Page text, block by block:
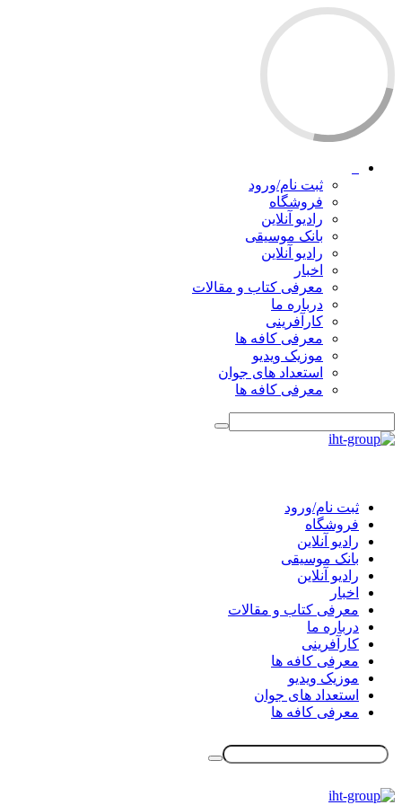
ثبت نام/ورود
فروشگاه
رادیو آنلاین
بانک موسیقی
رادیو آنلاین
اخبار
معرفی کتاب و مقالات
درباره ما
کارآفرینی
معرفی کافه ها
موزیک ویدیو
استعداد های جوان
معرفی کافه ها
ثبت نام/ورود
فروشگاه
رادیو آنلاین
بانک موسیقی
رادیو آنلاین
اخبار
معرفی کتاب و مقالات
درباره ما
کارآفرینی
معرفی کافه ها
موزیک ویدیو
استعداد های جوان
معرفی کافه ها